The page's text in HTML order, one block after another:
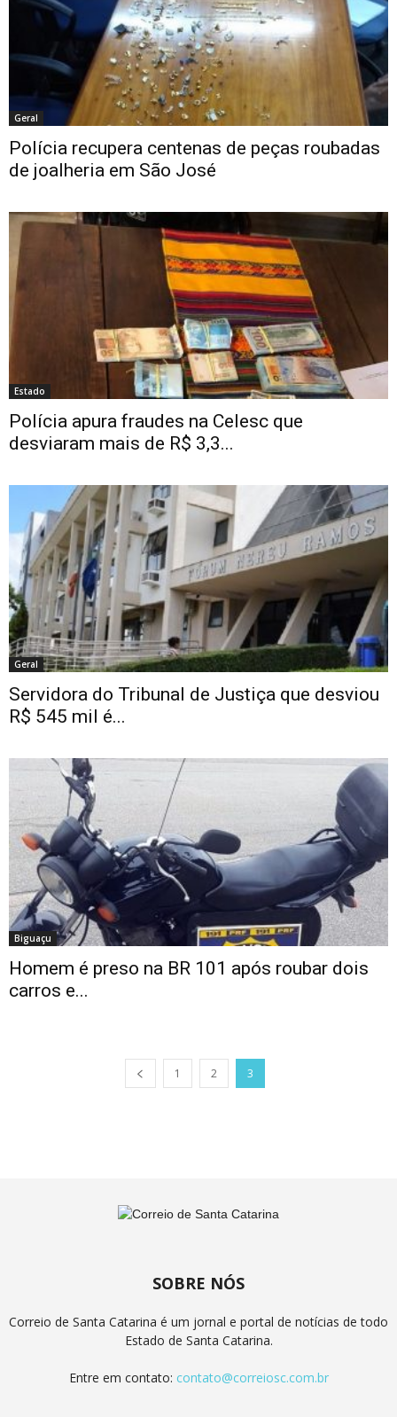
Geral
Polícia recupera centenas de peças roubadas
de joalheria em São José
Estado
Polícia apura fraudes na Celesc que
desviaram mais de R$ 3,3...
Geral
Servidora do Tribunal de Justiça que desviou
R$ 545 mil é...
Biguaçu
Homem é preso na BR 101 após roubar dois
carros e...
1 2 3
SOBRE NÓS
Correio de Santa Catarina é um jornal e portal de notícias de todo
Estado de Santa Catarina.
Entre em contato: contato@correiosc.com.br